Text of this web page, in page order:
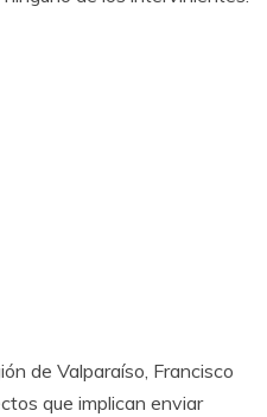
de Valparaíso, Francisco
que implican enviar